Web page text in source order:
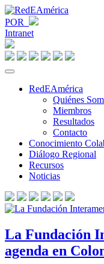
POR
Intranet
RedEAmérica
Quiénes
Miembros
Resultados
Contacto
Conocimiento
Diálogo Regional
Recursos
Noticias
La Fundación
agenda en